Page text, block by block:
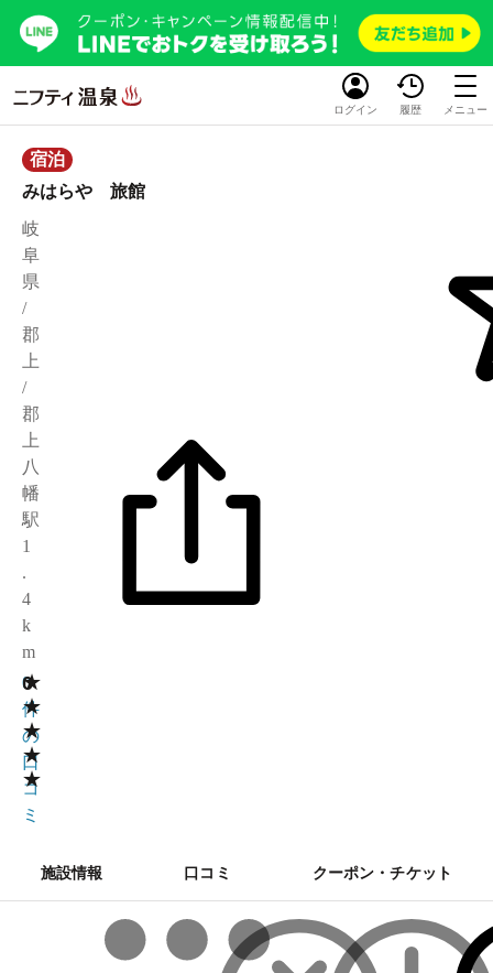
ログイン 履歴 メニュー
宿泊
みはらや 旅館
岐
阜
県
/
郡
上
/
郡
上
八
幡
駅
1
.
4
k
m
★
★
★
★
★
0
0
件
の
口
コ
ミ
施設情報 口コミ クーポン・チケット